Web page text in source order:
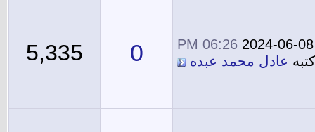
2024-06-08
06:26 PM
كتبه عادل محمد عبده 0
5,335